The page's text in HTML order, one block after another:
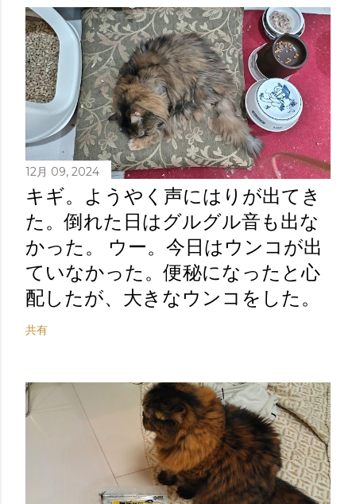
12月 09, 2024
キギ。ようやく声にはりが出てき
た。倒れた日はグルグル音も出な
かった。 ウー。今日はウンコが出
ていなかった。便秘になったと心
配したが、大きなウンコをした。
共有